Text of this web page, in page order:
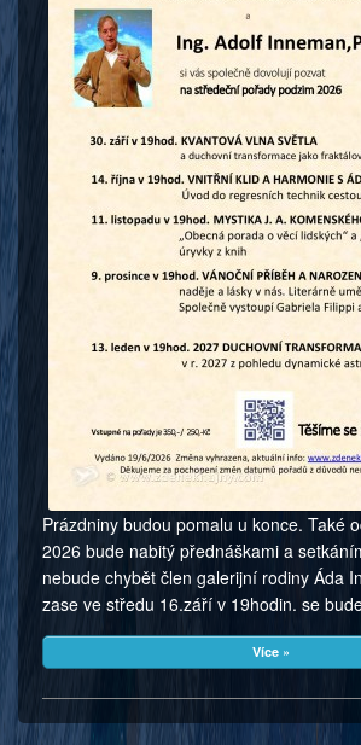
Prázdniny budou pomalu u konce. Také
2026 bude nabitý přednáškami a
nebude chybět člen galerijní rodiny Áda
zase ve středu 16.září v 19hodin. se
Více »